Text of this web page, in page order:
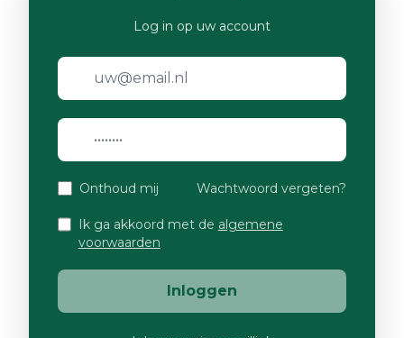
Log in op uw account
Onthoud mij Wachtwoord vergeten?
Ik ga akkoord met de algemene
voorwaarden
Inloggen